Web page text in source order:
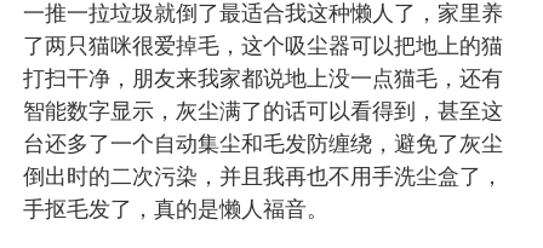
一推一拉垃圾就倒了最适合我这种懒人了，家里养
了两只猫咪很爱掉毛，这个吸尘器可以把地上的猫
打扫干净，朋友来我家都说地上没一点猫毛，还有
智能数字显示，灰尘满了的话可以看得到，甚至这
台还多了一个自动集尘和毛发防缠绕，避免了灰尘
倒出时的二次污染，并且我再也不用手洗尘盒了，
手抠毛发了，真的是懒人福音。